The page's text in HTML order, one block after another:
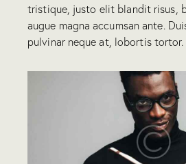
tristique, justo elit blandit risus,
augue magna accumsan ante.
pulvinar neque at, lobortis tortor.